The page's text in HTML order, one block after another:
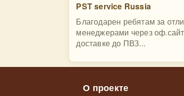
PST service Russia
Благодарен ребятам за
менеджерами через
доставке до ПВЗ...
О проекте